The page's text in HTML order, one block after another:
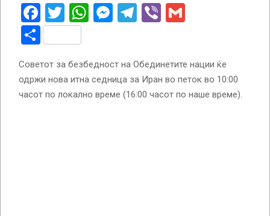
Facebook
Twitter
WhatsApp
Messenger
Telegram
Viber
Share
Советот за безбедност на Обединетите нации ќе
одржи нова итна седница за Иран во петок во 10:00
часот по локално време (16:00 часот по наше време).